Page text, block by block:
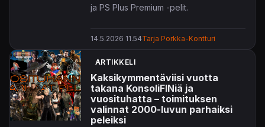
ja PS Plus Premium -pelit.
14.5.2026 11.54Tarja Porkka-Kontturi
ARTIKKELI
Kaksikymmentäviisi vuotta
takana KonsoliFINiä ja
vuosituhatta – toimituksen
valinnat 2000-luvun parhaiksi
peleiksi